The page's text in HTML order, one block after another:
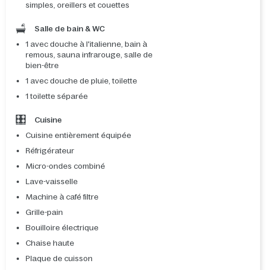
simples, oreillers et couettes
Salle de bain & WC
1 avec douche à l'italienne, bain à
remous, sauna infrarouge, salle de
bien-être
1 avec douche de pluie, toilette
1 toilette séparée
Cuisine
Cuisine entièrement équipée
Réfrigérateur
Micro-ondes combiné
Lave-vaisselle
Machine à café filtre
Grille-pain
Bouilloire électrique
Chaise haute
Plaque de cuisson